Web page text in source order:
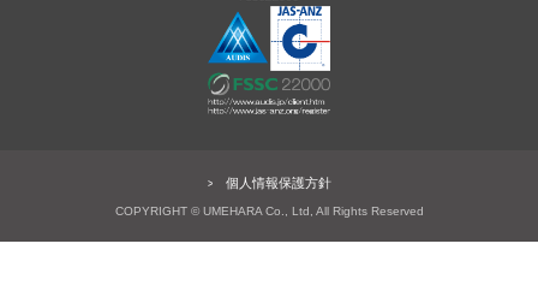
個人情報保護方針
COPYRIGHT © UMEHARA Co., Ltd, All Rights Reserved